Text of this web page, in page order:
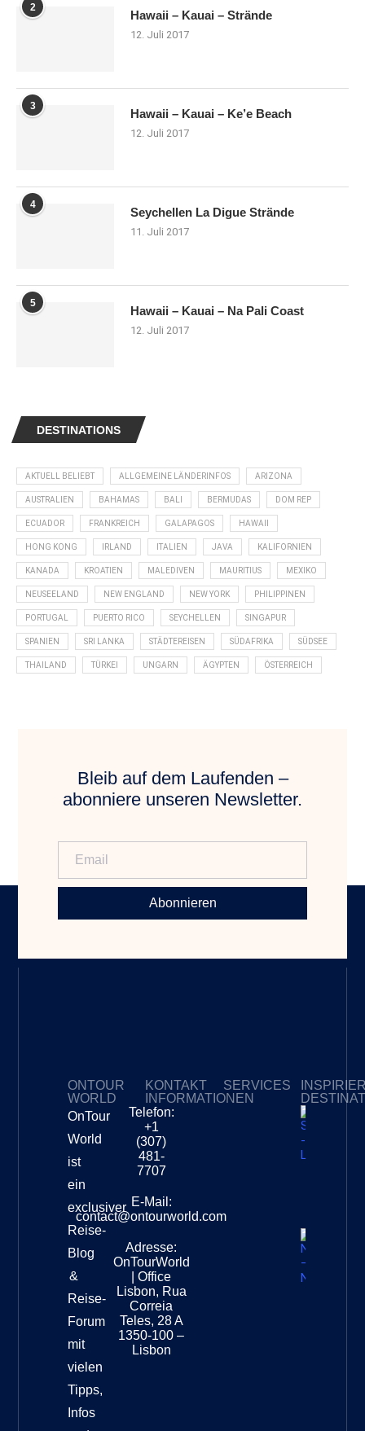
2
Hawaii – Kauai – Strände
12. Juli 2017
3
Hawaii – Kauai – Ke’e Beach
12. Juli 2017
4
Seychellen La Digue Strände
11. Juli 2017
5
Hawaii – Kauai – Na Pali Coast
12. Juli 2017
DESTINATIONS
AKTUELL BELIEBT ALLGEMEINE LÄNDERINFOS ARIZONA
AUSTRALIEN BAHAMAS BALI BERMUDAS DOM REP
ECUADOR FRANKREICH GALAPAGOS HAWAII
HONG KONG IRLAND ITALIEN JAVA KALIFORNIEN
KANADA KROATIEN MALEDIVEN MAURITIUS MEXIKO
NEUSEELAND NEW ENGLAND NEW YORK PHILIPPINEN
PORTUGAL PUERTO RICO SEYCHELLEN SINGAPUR
SPANIEN SRI LANKA STÄDTEREISEN SÜDAFRIKA SÜDSEE
THAILAND TÜRKEI UNGARN ÄGYPTEN ÖSTERREICH
Bleib auf dem Laufenden –
abonniere unseren Newsletter.
Abonnieren
ONTOUR
WORLD
OnTour
World
ist
ein
exclusiver
Reise-
Blog
&
Reise-
Forum
mit
vielen
Tipps,
Infos
KONTAKT
INFORMATIONEN
Telefon:
+1
(307)
481-
7707
E-Mail:
contact@ontourworld.com
Adresse:
OnTourWorld
| Office
Lisbon, Rua
Correia
Teles, 28 A
1350-100 –
Lisbon
SERVICES